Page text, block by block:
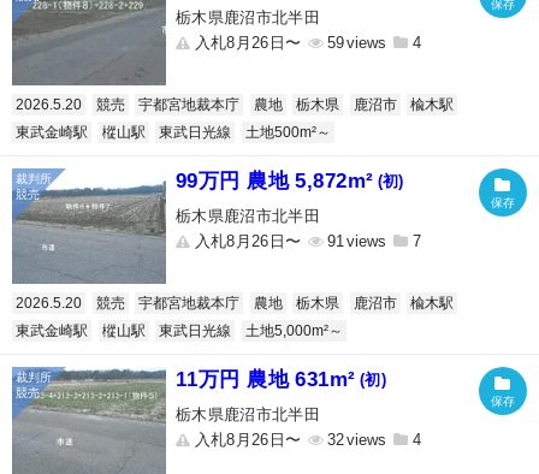
栃木県鹿沼市北半田
入札8月26日〜
59 4
2026.5.20 競売 宇都宮地裁本庁 農地 栃木県 鹿沼市
楡木駅
東武金崎駅
樅山駅 東武日光線 土地500m²～
99万円 農地 5,872m² (初)
栃木県鹿沼市北半田
入札8月26日〜
91 7
2026.5.20 競売 宇都宮地裁本庁 農地 栃木県 鹿沼市
楡木駅
東武金崎駅
樅山駅 東武日光線 土地5,000m²～
11万円 農地 631m² (初)
栃木県鹿沼市北半田
入札8月26日〜
32 4